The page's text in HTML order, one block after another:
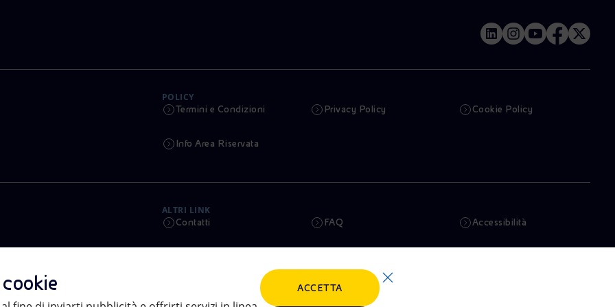
POLICY
Termini e Condizioni Privacy Policy Cookie Policy
Info Area Riservata
ALTRI LINK
Contatti FAQ Accessibilità
Truffe e Phishing
ACCETTA